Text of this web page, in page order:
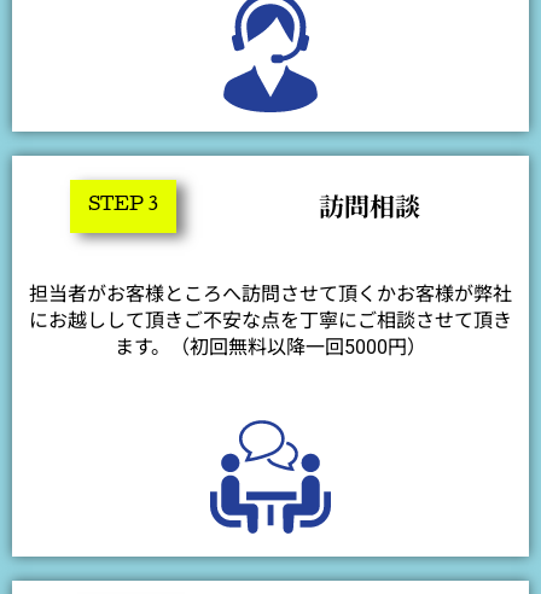
STEP 3 訪問相談
担当者がお客様ところへ訪問させて頂くかお客様が弊社
にお越しして頂きご不安な点を丁寧にご相談させて頂き
ます。（初回無料以降一回5000円）